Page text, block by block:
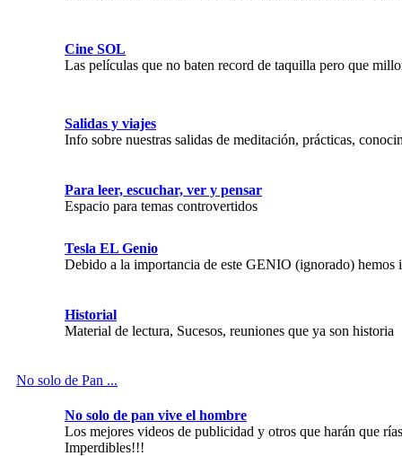
Cine SOL
Las películas que no baten record de taquilla pero que
Salidas y viajes
Info sobre nuestras salidas de meditación, prácticas,
Para leer, escuchar, ver y pensar
Espacio para temas controvertidos
Tesla EL Genio
Debido a la importancia de este GENIO (ignorado) hemos
Historial
Material de lectura, Sucesos, reuniones que ya son historia
No solo de Pan ...
No solo de pan vive el hombre
Los mejores videos de publicidad y otros que harán que
Imperdibles!!!